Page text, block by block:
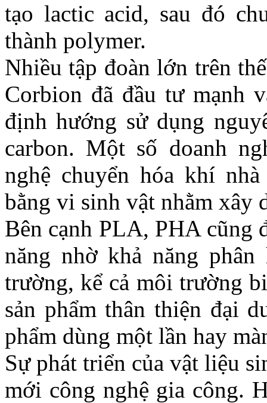
tạo lactic acid, sau đó
thành polymer.
Nhiều tập đoàn lớn trên
Corbion đã đầu tư mạnh
định hướng sử dụng
carbon. Một số doanh
nghệ chuyển hóa khí
bằng vi sinh vật nhằm xây
Bên cạnh PLA, PHA cũng
năng nhờ khả năng
trường, kể cả môi trường
sản phẩm thân thiện đại
phẩm dùng một lần hay
Sự phát triển của vật liệu
mới công nghệ gia công.